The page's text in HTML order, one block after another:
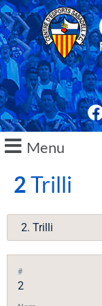
Menu
2Trilli
#
2